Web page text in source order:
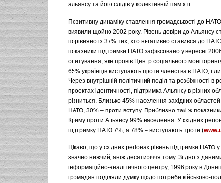
альянсу та його слідів у колективній пам’яті.
Позитивну динаміку ставлення громадськості до
виявили щойно 2002 року. Рівень довіри до Альянсу
порівняно із 37% тих, хто негативно ставився до
показники підтримки НАТО зафіксовано у вересні
опитування, яке провів Центр соціального
65% українців виступають проти членства в НАТО, і
Через внутрішній політичний поділ та розбіжності в
проектах ідентичності, підтримка Альянсу в різних
різниться. Близько 45% населення західних
НАТО, 30% – проти вступу. Приблизно такі ж
Криму проти Альянсу 99% населення. У східних
підтримку НАТО 7%, а 78% – виступають проти (
Цікаво, що у східних регіонах рівень підтримки НАТО
значно нижчий, аніж десятиріччя тому. Згідно з
інформаційно-аналітичного центру, 1996 року в
громадян поділяли думку щодо потреби військово-